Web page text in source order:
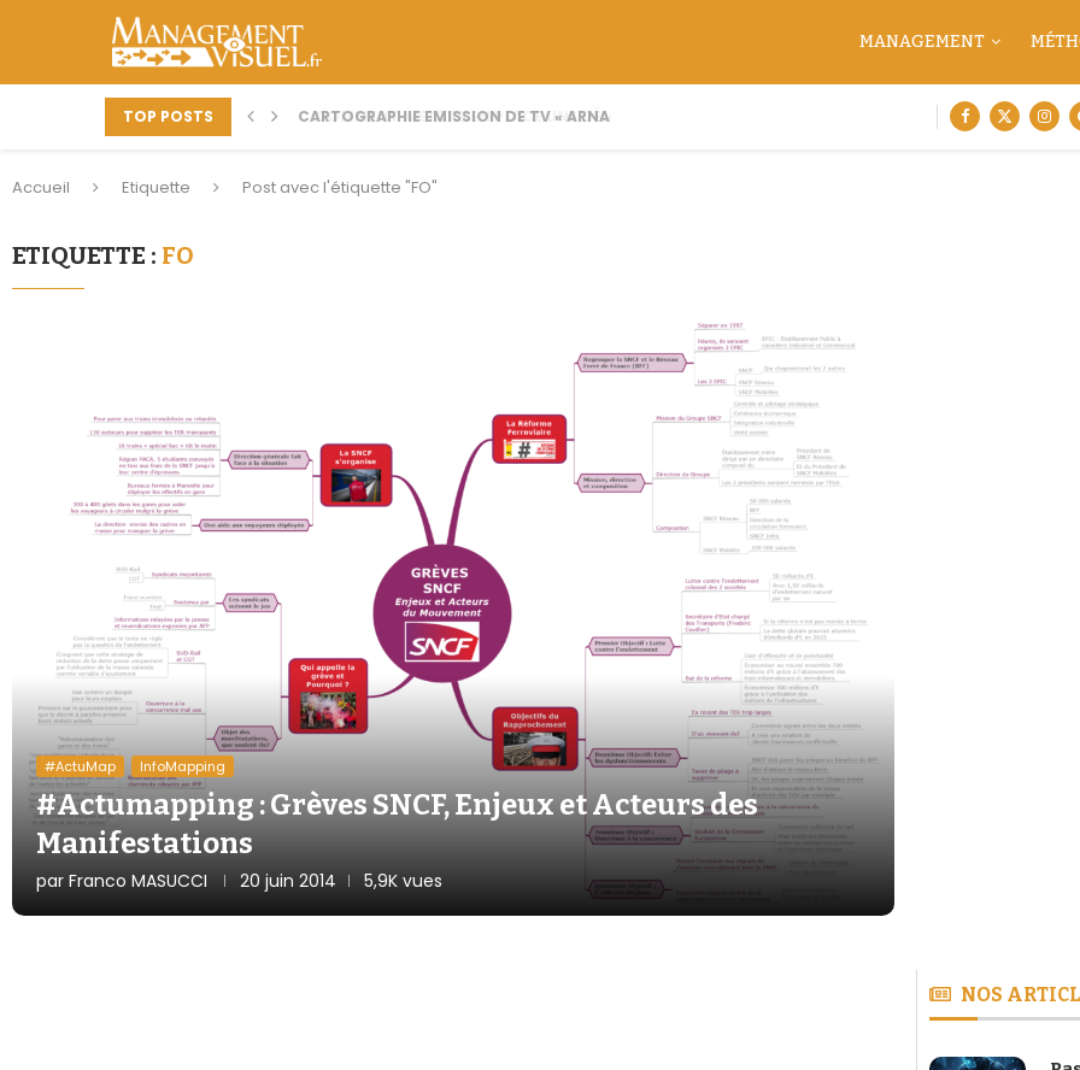
MANAGEMENT
TOP POSTS COMMENT METTRE EN PLACE UNE DÉMARCHE DE CARTOGRAPHIE...
CARTOGRAPHIE EMISSION DE TV « ARNAQUE MOI SI TU...
Accueil Etiquette Post avec l'étiquette "FO"
ETIQUETTE : FO
#ActuMap InfoMapping
#Actumapping : Grèves SNCF, Enjeux et Acteurs des
Manifestations
par Franco MASUCCI 20 juin 2014 5,9K vues
NOS